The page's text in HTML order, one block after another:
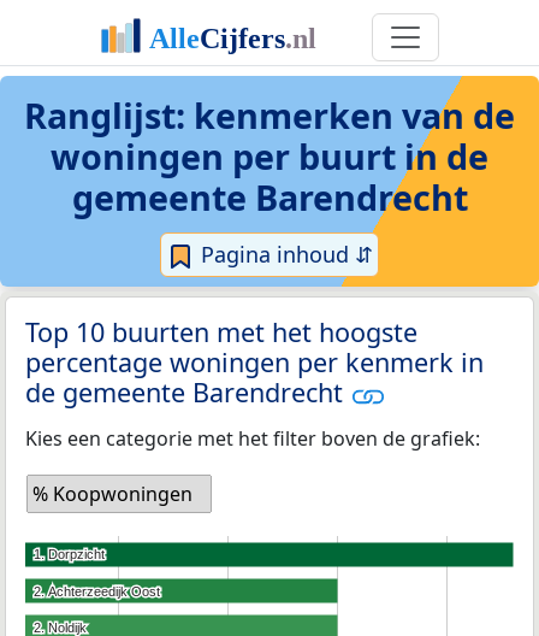
Ranglijst: kenmerken van de
woningen per buurt in de
gemeente Barendrecht
Pagina inhoud ⇵
Top 10 buurten met het hoogste
percentage woningen per kenmerk in
de gemeente Barendrecht
Kies een categorie met het filter boven de grafiek:
% Koopwoningen
1. Dorpzicht
1. Dorpzicht
2. Achterzeedijk Oost
2. Achterzeedijk Oost
2. Noldijk
2. Noldijk